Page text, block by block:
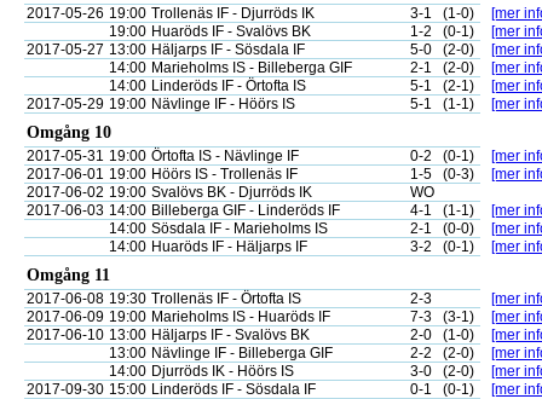
2017-05-26 19:00 Trollenäs IF - Djurröds IK 3-1 (1-0)
[mer
19:00 Huaröds IF - Svalövs BK 1-2 (0-1)
[mer
2017-05-27 13:00 Häljarps IF - Sösdala IF 5-0 (2-0)
[mer
14:00 Marieholms IS - Billeberga GIF 2-1 (2-0)
[mer
14:00 Linderöds IF - Örtofta IS 5-1 (2-1)
[mer
2017-05-29 19:00 Nävlinge IF - Höörs IS 5-1 (1-1) [mer
Omgång 10
2017-05-31 19:00 Örtofta IS - Nävlinge IF 0-2 (0-1)
[mer
2017-06-01 19:00 Höörs IS - Trollenäs IF 1-5 (0-3)
[mer
2017-06-02 19:00 Svalövs BK - Djurröds IK
WO
2017-06-03 14:00 Billeberga GIF - Linderöds IF 4-1 (1-1)
[mer
14:00 Sösdala IF - Marieholms IS 2-1 (0-0)
[mer
14:00 Huaröds IF - Häljarps IF 3-2 (0-1) [mer
Omgång 11
2017-06-08 19:30 Trollenäs IF - Örtofta IS 2-3
[mer
2017-06-09 19:00 Marieholms IS - Huaröds IF 7-3 (3-1)
[mer
2017-06-10 13:00 Häljarps IF - Svalövs BK 2-0 (1-0)
[mer
13:00 Nävlinge IF - Billeberga GIF 2-2 (2-0)
[mer
14:00 Djurröds IK - Höörs IS 3-0 (2-0)
[mer
2017-09-30 15:00 Linderöds IF - Sösdala IF 0-1 (0-1) [mer